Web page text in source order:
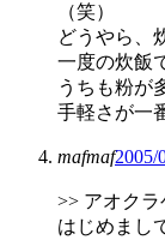
（笑）
どうやら、
一度の炊飯
うちも粉が
手軽さが一
mafmaf2005/
>> アオクラ
はじめまし